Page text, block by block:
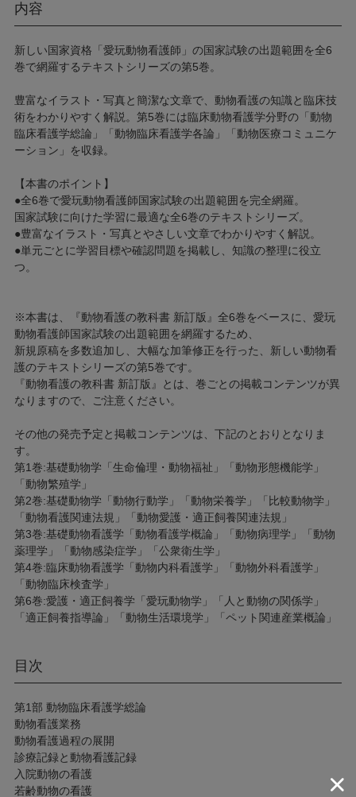
内容
新しい国家資格「愛玩動物看護師」の国家試験の出題範囲を全6
巻で網羅するテキストシリーズの第5巻。
豊富なイラスト・写真と簡潔な文章で、動物看護の知識と臨床技
術をわかりやすく解説。第5巻には臨床動物看護学分野の「動物
臨床看護学総論」「動物臨床看護学各論」「動物医療コミュニケ
ーション」を収録。
【本書のポイント】
●全6巻で愛玩動物看護師国家試験の出題範囲を完全網羅。
国家試験に向けた学習に最適な全6巻のテキストシリーズ。
●豊富なイラスト・写真とやさしい文章でわかりやすく解説。
●単元ごとに学習目標や確認問題を掲載し、知識の整理に役立
つ。
※本書は、『動物看護の教科書 新訂版』全6巻をベースに、愛玩
動物看護師国家試験の出題範囲を網羅するため、
新規原稿を多数追加し、大幅な加筆修正を行った、新しい動物看
護のテキストシリーズの第5巻です。
『動物看護の教科書 新訂版』とは、巻ごとの掲載コンテンツが異
なりますので、ご注意ください。
その他の発売予定と掲載コンテンツは、下記のとおりとなりま
す。
第1巻:基礎動物学「生命倫理・動物福祉」「動物形態機能学」
「動物繁殖学」
第2巻:基礎動物学「動物行動学」「動物栄養学」「比較動物学」
「動物看護関連法規」「動物愛護・適正飼養関連法規」
第3巻:基礎動物看護学「動物看護学概論」「動物病理学」「動物
薬理学」「動物感染症学」「公衆衛生学」
第4巻:臨床動物看護学「動物内科看護学」「動物外科看護学」
「動物臨床検査学」
第6巻:愛護・適正飼養学「愛玩動物学」「人と動物の関係学」
「適正飼養指導論」「動物生活環境学」「ペット関連産業概論」
目次
第1部 動物臨床看護学総論
動物看護業務
動物看護過程の展開
診療記録と動物看護記録
入院動物の看護
若齢動物の看護